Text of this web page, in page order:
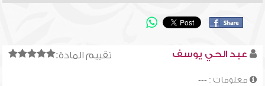
تقييم المادة: عبد الحي يوسف
معلومات : ---